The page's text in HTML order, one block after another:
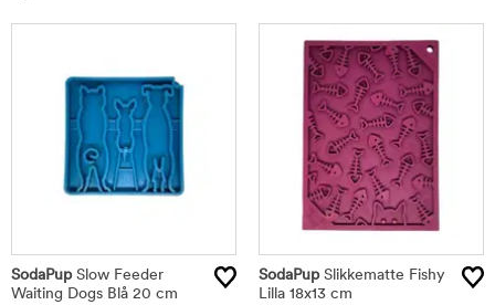
SodaPupSlow Feeder
Waiting Dogs Blå 20 cm
SodaPupSlikkematte Fishy
Lilla 18x13 cm